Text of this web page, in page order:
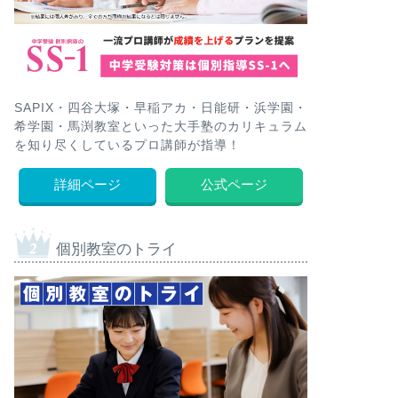
SAPIX・四谷大塚・早稲アカ・日能研・浜学園・
希学園・馬渕教室といった大手塾のカリキュラム
を知り尽くしているプロ講師が指導！
詳細ページ 公式ページ
個別教室のトライ